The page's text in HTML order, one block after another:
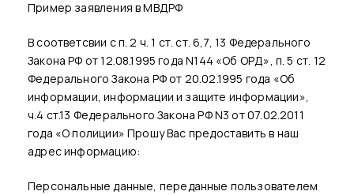
Пример заявления в МВДРФ
В соответсвии с п. 2 ч. 1 ст. ст. 6,7, 13 Федерального
Закона РФ от 12.08.1995 года N144 «Об ОРД», п. 5 ст. 12
Федерального Закона РФ от 20.02.1995 года «Об
информации, информации и защите информации»,
ч.4 ст.13 Федерального Закона РФ N3 от 07.02.2011
года «О полиции» Прошу Вас предоставить в наш
адрес информацию:
персональные данные, переданные пользователем